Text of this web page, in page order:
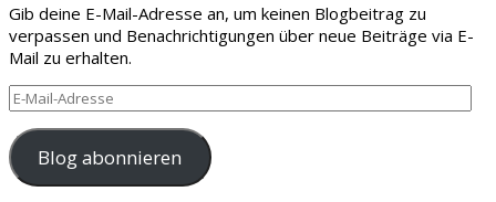
Gib deine E-Mail-Adresse an, um keinen Blogbeitrag zu
verpassen und Benachrichtigungen über neue Beiträge via E-
Mail zu erhalten.
E-
Mail-
Adresse
Blog abonnieren